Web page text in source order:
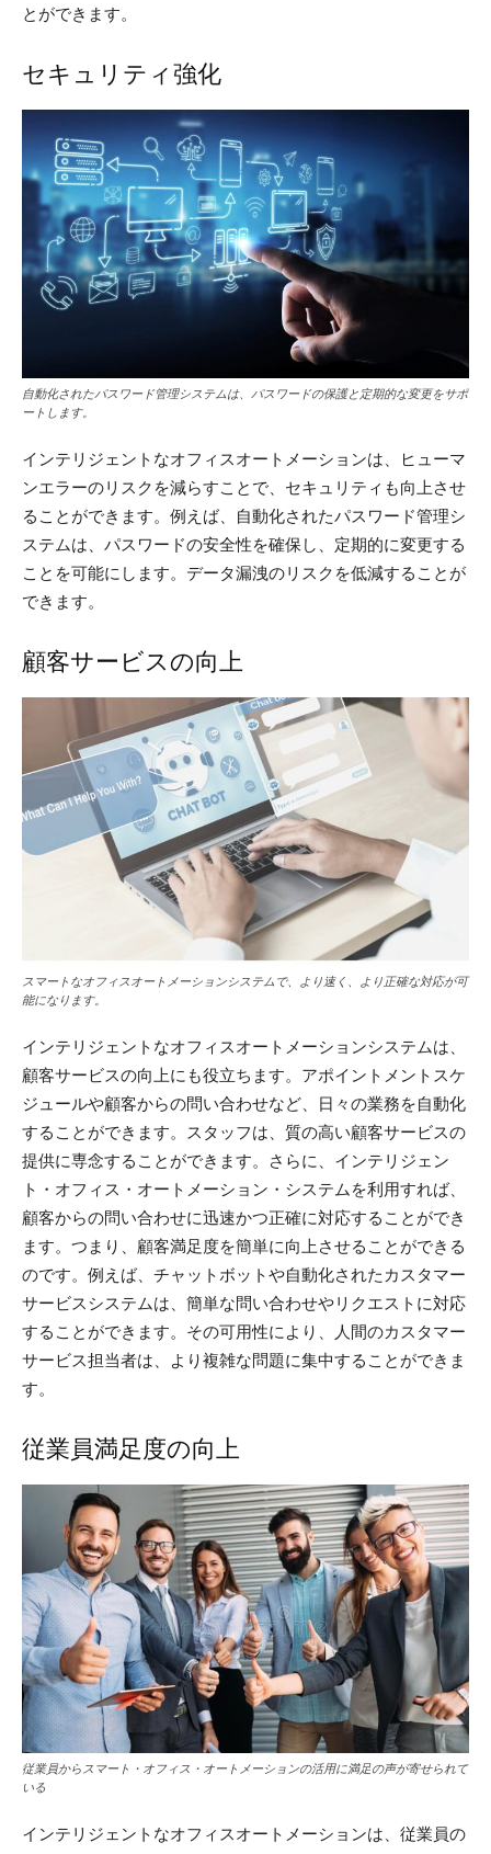
とができます。
セキュリティ強化
自動化されたパスワード管理システムは、パスワードの保護と定期的な変更をサポ
ートします。
インテリジェントなオフィスオートメーションは、ヒューマ
ンエラーのリスクを減らすことで、セキュリティも向上させ
ることができます。例えば、自動化されたパスワード管理シ
ステムは、パスワードの安全性を確保し、定期的に変更する
ことを可能にします。データ漏洩のリスクを低減することが
できます。
顧客サービスの向上
スマートなオフィスオートメーションシステムで、より速く、より正確な対応が可
能になります。
インテリジェントなオフィスオートメーションシステムは、
顧客サービスの向上にも役立ちます。アポイントメントスケ
ジュールや顧客からの問い合わせなど、日々の業務を自動化
することができます。スタッフは、質の高い顧客サービスの
提供に専念することができます。さらに、インテリジェン
ト・オフィス・オートメーション・システムを利用すれば、
顧客からの問い合わせに迅速かつ正確に対応することができ
ます。つまり、顧客満足度を簡単に向上させることができる
のです。例えば、チャットボットや自動化されたカスタマー
サービスシステムは、簡単な問い合わせやリクエストに対応
することができます。その可用性により、人間のカスタマー
サービス担当者は、より複雑な問題に集中することができま
す。
従業員満足度の向上
従業員からスマート・オフィス・オートメーションの活用に満足の声が寄せられて
いる
インテリジェントなオフィスオートメーションは、従業員の